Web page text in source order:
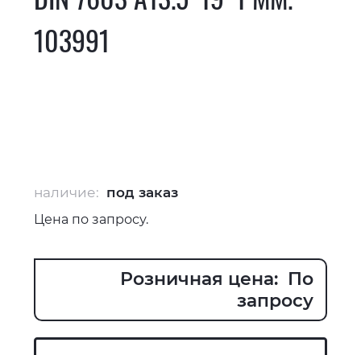
103991
наличие: под заказ
Цена по запросу.
Розничная цена: По
запросу